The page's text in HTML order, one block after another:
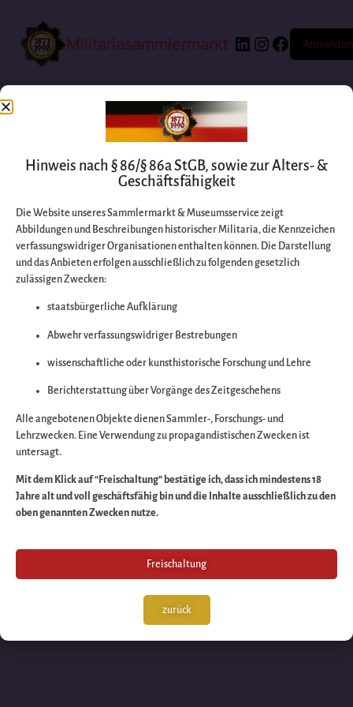
Militariasammlermarkt Anmelden
Entschuldigen Sie
bitte die
Wir arbeiten an
großartigen Sache
schauen Sie bald
wieder vorbei!
Hinweis nach § 86/§ 86a StGB, sowie zur Alters- &
Geschäftsfähigkeit
Die Website unseres Sammlermarkt & Museumsservice zeigt
Abbildungen und Beschreibungen historischer Militaria, die Kennzeichen
verfassungswidriger Organisationen enthalten können. Die Darstellung
und das Anbieten erfolgen ausschließlich zu folgenden gesetzlich
zulässigen Zwecken:
staatsbürgerliche Aufklärung
Abwehr verfassungswidriger Bestrebungen
wissenschaftliche oder kunsthistorische Forschung und Lehre
Berichterstattung über Vorgänge des Zeitgeschehens
Alle angebotenen Objekte dienen Sammler-, Forschungs- und
Lehrzwecken. Eine Verwendung zu propagandistischen Zwecken ist
untersagt.
Mit dem Klick auf “Freischaltung” bestätige ich, dass ich mindestens 18
Jahre alt und voll geschäftsfähig bin und die Inhalte ausschließlich zu den
oben genannten Zwecken nutze.
Freischaltung
zurück